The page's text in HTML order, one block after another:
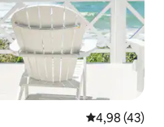
Середня
4,98 (43)